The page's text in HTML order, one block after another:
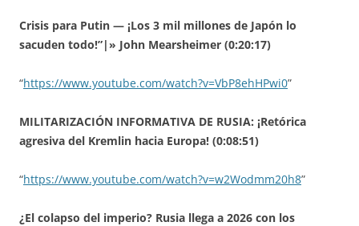
Crisis para Putin — ¡Los 3 mil millones de Japón lo
sacuden todo!”|» John Mearsheimer (0:20:17)
“https://www.youtube.com/watch?v=VbP8ehHPwi0”
MILITARIZACIÓN INFORMATIVA DE RUSIA: ¡Retórica
agresiva del Kremlin hacia Europa! (0:08:51)
“https://www.youtube.com/watch?v=w2Wodmm20h8”
¿El colapso del imperio? Rusia llega a 2026 con los